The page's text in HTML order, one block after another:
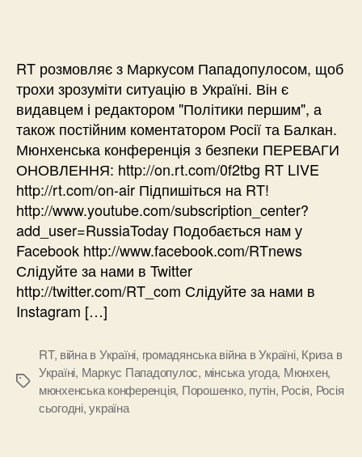
RT розмовляє з Маркусом Пападопулосом, щоб
трохи зрозуміти ситуацію в Україні. Він є
видавцем і редактором "Політики першим", а
також постійним коментатором Росії та Балкан.
Мюнхенська конференція з безпеки ПЕРЕВАГИ
ОНОВЛЕННЯ: http://on.rt.com/0f2tbg RT LIVE
http://rt.com/on-air Підпишіться на RT!
http://www.youtube.com/subscription_center?
add_user=RussiaToday Подобається нам у
Facebook http://www.facebook.com/RTnews
Слідуйте за нами в Twitter
http://twitter.com/RT_com Слідуйте за нами в
Instagram […]
Позначки
RT, війна в Україні, громадянська війна в Україні, Криза в
Україні, Маркус Пападопулос, мінська угода, Мюнхен,
мюнхенська конференція, Порошенко, путін, Росія, Росія
сьогодні,україна